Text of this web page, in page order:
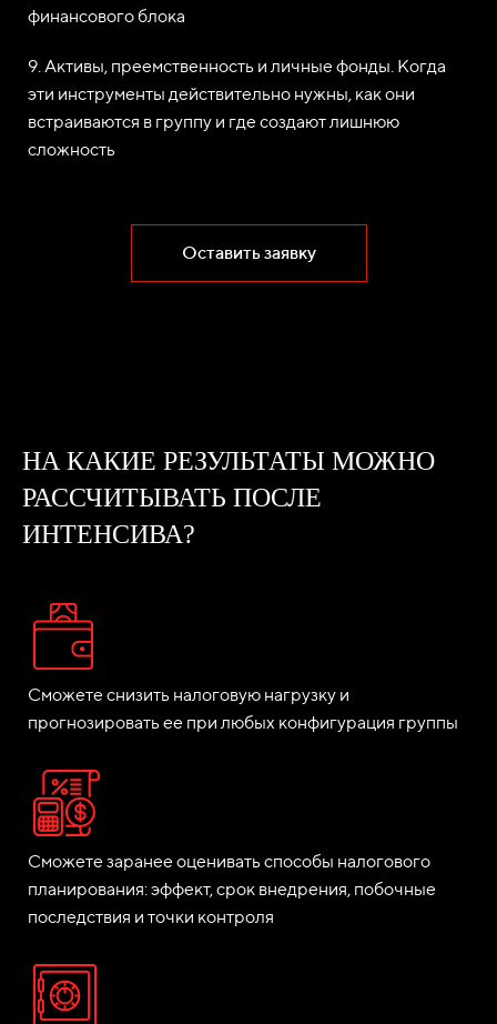
финансового блока
9. Активы, преемственность и личные фонды. Когда
эти инструменты действительно нужны, как они
встраиваются в группу и где создают лишнюю
сложность
Оставить заявку
НА КАКИЕ РЕЗУЛЬТАТЫ МОЖНО
РАССЧИТЫВАТЬ ПОСЛЕ
ИНТЕНСИВА?
Сможете снизить налоговую нагрузку и
прогнозировать ее при любых конфигурация группы
Сможете заранее оценивать способы налогового
планирования: эффект, срок внедрения, побочные
последствия и точки контроля